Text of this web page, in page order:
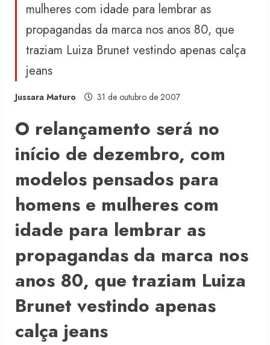
mulheres com idade para lembrar as
propagandas da marca nos anos 80, que
traziam Luiza Brunet vestindo apenas calça
jeans
Jussara Maturo 31 de outubro de 2007
O relançamento será no
início de dezembro, com
modelos pensados para
homens e mulheres com
idade para lembrar as
propagandas da marca nos
anos 80, que traziam Luiza
Brunet vestindo apenas
calça jeans